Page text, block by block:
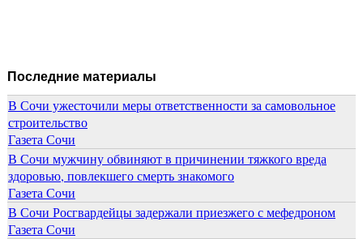
Последние материалы
В Сочи ужесточили меры ответственности за самовольное
строительство
Газета Сочи
В Сочи мужчину обвиняют в причинении тяжкого вреда
здоровью, повлекшего смерть знакомого
Газета Сочи
В Сочи Росгвардейцы задержали приезжего с мефедроном
Газета Сочи